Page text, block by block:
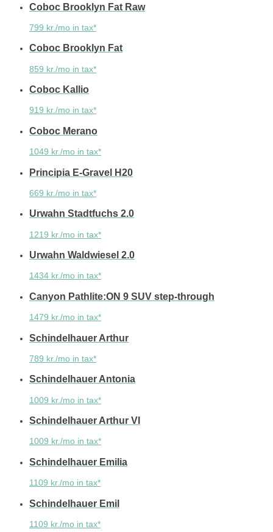
Coboc Brooklyn Fat Raw
799 kr./mo in tax*
Coboc Brooklyn Fat
859 kr./mo in tax*
Coboc Kallio
919 kr./mo in tax*
Coboc Merano
1049 kr./mo in tax*
Principia E-Gravel H20
669 kr./mo in tax*
Urwahn Stadtfuchs 2.0
1219 kr./mo in tax*
Urwahn Waldwiesel 2.0
1434 kr./mo in tax*
Canyon Pathlite:ON 9 SUV step-through
1479 kr./mo in tax*
Schindelhauer Arthur
789 kr./mo in tax*
Schindelhauer Antonia
1009 kr./mo in tax*
Schindelhauer Arthur VI
1009 kr./mo in tax*
Schindelhauer Emilia
1109 kr./mo in tax*
Schindelhauer Emil
1109 kr./mo in tax*